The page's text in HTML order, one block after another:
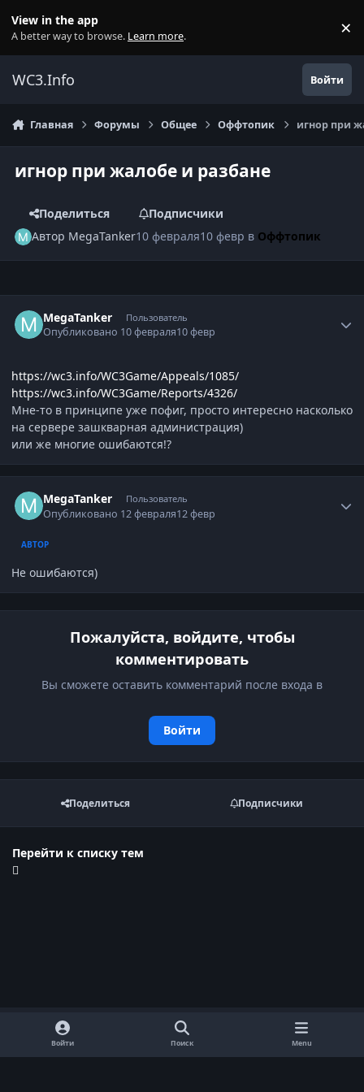
View in the app
A better way to browse. Learn more. ×
WC3.Info Войти
Главная Форумы Общее Оффтопик игнор при
игнор при жалобе и разбане
Поделиться
Подписчики
Автор MegaTanker10 февраля10 февр в Оффтопик
MegaTanker Пользователь
Опубликовано 10 февраля10 февр
https://wc3.info/WC3Game/Appeals/1085/
https://wc3.info/WC3Game/Reports/4326/
Мне-то в принципе уже пофиг, просто интересно насколько
на сервере зашкварная администрация)
или же многие ошибаются!?
MegaTanker Пользователь
Опубликовано 12 февраля12 февр
АВТОР
Не ошибаются)
Пожалуйста, войдите, чтобы
комментировать
Вы сможете оставить комментарий после входа в
Войти
Поделиться Подписчики
Перейти к списку тем
Обратная связь Cookie-файлы
Договор оферты
Войти Поиск Menu